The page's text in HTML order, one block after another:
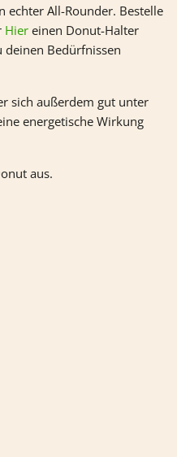
echter All-Rounder. Bestelle
Hier einen Donut-Halter
deinen Bedürfnissen
sich außerdem gut unter
energetische Wirkung
aus.